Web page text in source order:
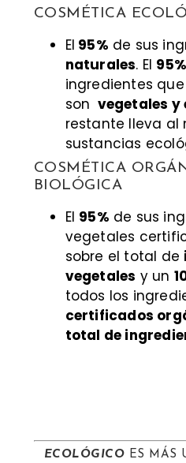
COSMÉTICA
El 95% de sus
naturales. El 95%
ingredientes
son vegetales y
restante lleva al
sustancias
COSMÉTICA
BIOLÓGICA
El 95% de sus
vegetales
sobre el total de
vegetales y un
todos los
certificados
total de
ECOLÓGICO ES MÁS